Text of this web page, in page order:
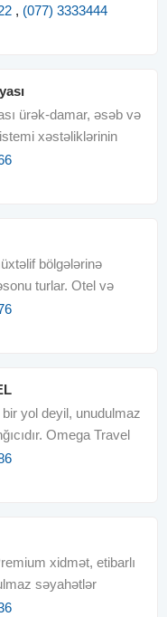
, (077) 3333444
ürək-damar, əsəb və
xəstəliklərinin
bölgələrinə
turlar. Otel və
bronlaşdırılması
yol deyil, unudulmaz
Omega Travel
xidmət, etibarlı
səyahətlər